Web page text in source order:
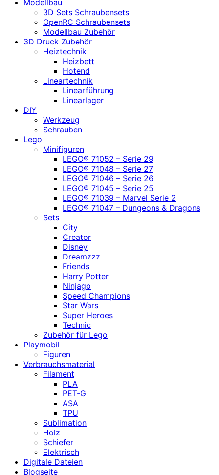
Modellbau
3D Sets Schraubensets
OpenRC Schraubensets
Modellbau Zubehör
3D Druck Zubehör
Heiztechnik
Heizbett
Hotend
Lineartechnik
Linearführung
Linearlager
DIY
Werkzeug
Schrauben
Lego
Minifiguren
LEGO® 71052 – Serie 29
LEGO® 71048 – Serie 27
LEGO® 71046 – Serie 26
LEGO® 71045 – Serie 25
LEGO® 71039 – Marvel Serie 2
LEGO® 71047 – Dungeons & Dragons
Sets
City
Creator
Disney
Dreamzzz
Friends
Harry Potter
Ninjago
Speed Champions
Star Wars
Super Heroes
Technic
Zubehör für Lego
Playmobil
Figuren
Verbrauchsmaterial
Filament
PLA
PET-G
ASA
TPU
Sublimation
Holz
Schiefer
Elektrisch
Digitale Dateien
Blogseite